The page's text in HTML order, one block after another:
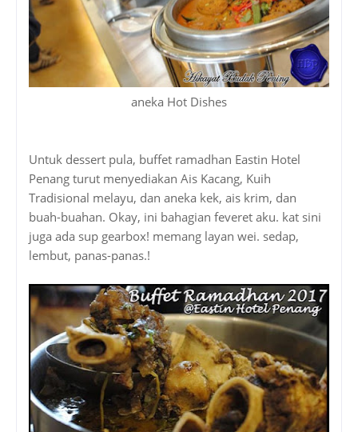
aneka Hot Dishes
Untuk dessert pula, buffet ramadhan Eastin Hotel
Penang turut menyediakan Ais Kacang, Kuih
Tradisional melayu, dan aneka kek, ais krim, dan
buah-buahan. Okay, ini bahagian feveret aku. kat sini
juga ada sup gearbox! memang layan wei. sedap,
lembut, panas-panas.!